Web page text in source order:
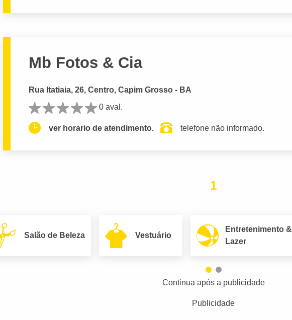
Mb Fotos & Cia
Rua Itatiaia, 26, Centro, Capim Grosso - BA
0 aval.
ver horario de atendimento. telefone não informado.
1
Salão de Beleza Vestuário
Entretenimento &
Lazer
Continua após a publicidade
Publicidade